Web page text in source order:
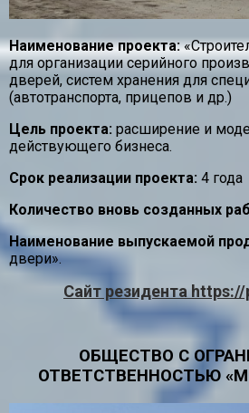
Наименование проекта:
для организации серийного
дверей, систем хранения для
(автотранспорта, прицепов и др.)
Цель проекта: расширение и
действующего бизнеса.
Срок реализации проекта: 4 года
Количество вновь созданных
Наименование выпускаемой
двери».
Сайт резидента
ОБЩЕСТВО С
ОТВЕТСТВЕННОСТЬЮ